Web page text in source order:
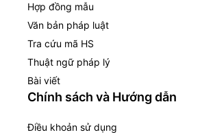
Hợp đồng mẫu
Văn bản pháp luật
Tra cứu mã HS
Thuật ngữ pháp lý
Bài viết
Chính sách và Hướng dẫn
Điều khoản sử dụng